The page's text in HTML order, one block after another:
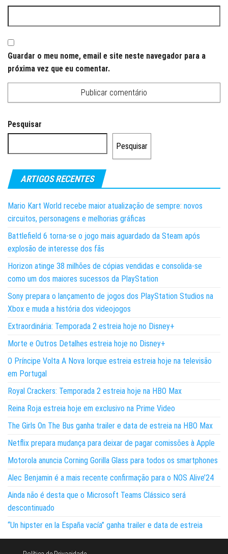
Guardar o meu nome, email e site neste navegador para a
próxima vez que eu comentar.
Pesquisar
Pesquisar
ARTIGOS RECENTES
Mario Kart World recebe maior atualização de sempre: novos
circuitos, personagens e melhorias gráficas
Battlefield 6 torna-se o jogo mais aguardado da Steam após
explosão de interesse dos fãs
Horizon atinge 38 milhões de cópias vendidas e consolida-se
como um dos maiores sucessos da PlayStation
Sony prepara o lançamento de jogos dos PlayStation Studios na
Xbox e muda a história dos videojogos
Extraordinária: Temporada 2 estreia hoje no Disney+
Morte e Outros Detalhes estreia hoje no Disney+
O Príncipe Volta A Nova Iorque estreia estreia hoje na televisão
em Portugal
Royal Crackers: Temporada 2 estreia hoje na HBO Max
Reina Roja estreia hoje em exclusivo na Prime Video
The Girls On The Bus ganha trailer e data de estreia na HBO Max
Netflix prepara mudança para deixar de pagar comissões à Apple
Motorola anuncia Corning Gorilla Glass para todos os smartphones
Alec Benjamin é a mais recente confirmação para o NOS Alive’24
Ainda não é desta que o Microsoft Teams Clássico será
descontinuado
“Un hipster en la España vacía” ganha trailer e data de estreia